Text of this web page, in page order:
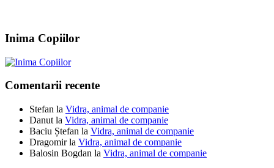
Inima Copiilor
Comentarii recente
Stefan la Vidra, animal de companie
Danut la Vidra, animal de companie
Baciu Ștefan la Vidra, animal de companie
Dragomirla Vidra, animal de companie
Balosin Bogdan la Vidra, animal de companie